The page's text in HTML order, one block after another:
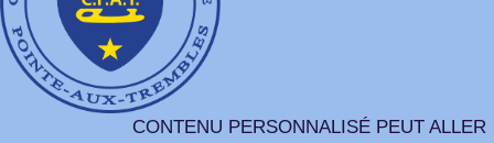
CONTENU PERSONNALISÉ PEUT ALLER